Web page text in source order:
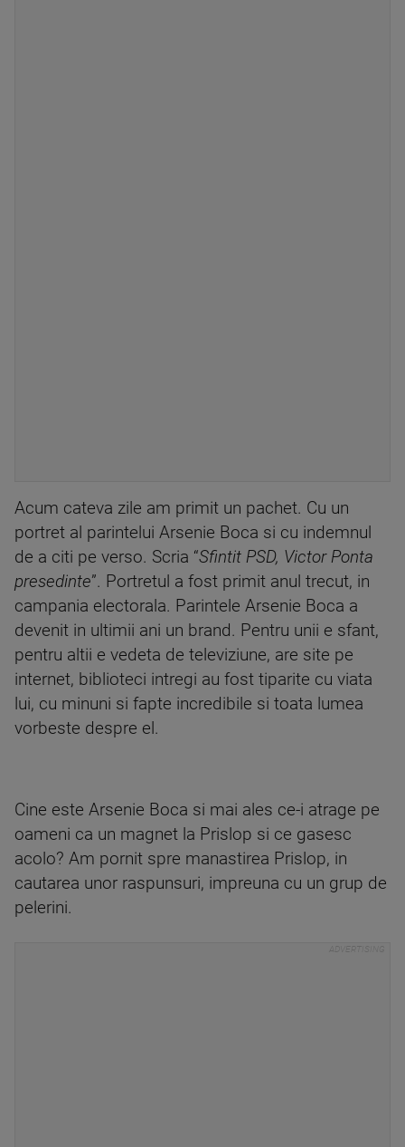
Acum cateva zile am primit un pachet. Cu un
portret al parintelui Arsenie Boca si cu indemnul
de a citi pe verso. Scria “Sfintit PSD, Victor Ponta
presedinte”. Portretul a fost primit anul trecut, in
campania electorala. Parintele Arsenie Boca a
devenit in ultimii ani un brand. Pentru unii e sfant,
pentru altii e vedeta de televiziune, are site pe
internet, biblioteci intregi au fost tiparite cu viata
lui, cu minuni si fapte incredibile si toata lumea
vorbeste despre el.
Cine este Arsenie Boca si mai ales ce-i atrage pe
oameni ca un magnet la Prislop si ce gasesc
acolo? Am pornit spre manastirea Prislop, in
cautarea unor raspunsuri, impreuna cu un grup de
pelerini.